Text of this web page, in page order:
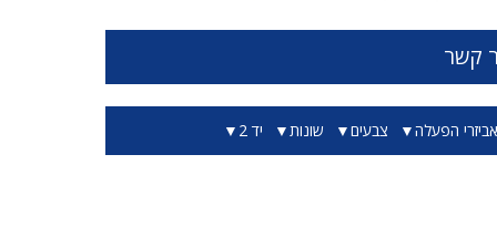
קשר
אביזרי הפעלה צבעים שונות יד 2